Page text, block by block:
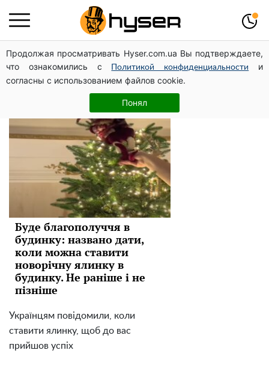
Продолжая просматривать Hyser.com.ua Вы подтверждаете,
что ознакомились с
Политикой конфиденциальности
и
согласны с использованием файлов cookie.
Понял
новый год
Буде благополуччя в
будинку: названо дати,
коли можна ставити
новорічну ялинку в
будинку. Не раніше і не
пізніше
Українцям повідомили, коли
ставити ялинку, щоб до вас
прийшов успіх